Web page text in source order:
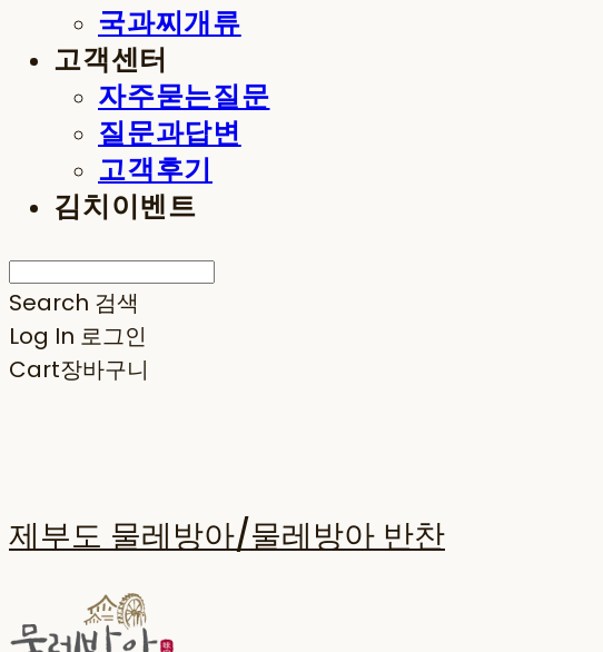
국과찌개류
고객센터
자주묻는질문
질문과답변
고객후기
김치이벤트
Search 검색
Log In 로그인
Cart장바구니
제부도 물레방아/물레방아 반찬